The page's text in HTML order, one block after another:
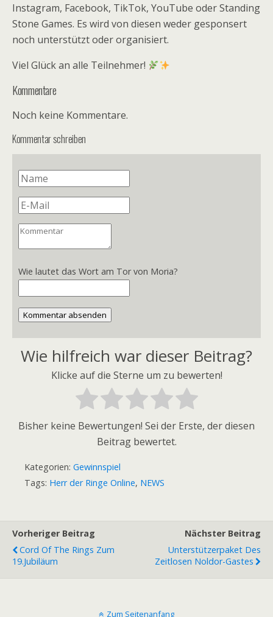
Instagram, Facebook, TikTok, YouTube oder Standing
Stone Games. Es wird von diesen weder gesponsert
noch unterstützt oder organisiert.
Viel Glück an alle Teilnehmer!
Kommentare
Noch keine Kommentare.
Kommentar schreiben
Wie lautet das Wort am Tor von Moria?
Kommentar absenden
Wie hilfreich war dieser Beitrag?
Klicke auf die Sterne um zu bewerten!
Bisher keine Bewertungen! Sei der Erste, der diesen
Beitrag bewertet.
Kategorien: Gewinnspiel
Tags: Herr der Ringe Online, NEWS
Vorheriger Beitrag
Cord Of The Rings Zum
19.Jubiläum
Nächster Beitrag
Unterstützerpaket Des
Zeitlosen Noldor-Gastes
Zum Seitenanfang